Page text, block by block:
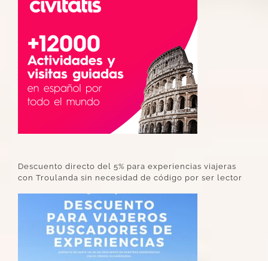
Descuento directo del 5% para experiencias viajeras
con Troulanda sin necesidad de código por ser lector